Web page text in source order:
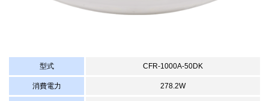
型式 CFR-1000A-50DK
消費電力 278.2W